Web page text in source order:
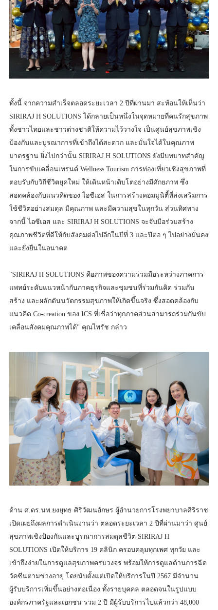
ทั้งนี้ จากความสำเร็จตลอดระยะเวลา 2 ปีที่ผ่านมา สะท้อนให้เห็นว่า
SIRIRAJ H SOLUTIONS ได้กลายเป็นหนึ่งในจุดหมายที่คนรักสุขภาพ
ทั้งชาวไทยและชาวต่างชาติให้ความไว้วางใจ เป็นศูนย์สุขภาพเชิง
ป้องกันและบูรณาการที่เข้าถึงได้สะดวก และมั่นใจได้ในคุณภาพ
มาตรฐาน ยิ่งไปกว่านั้น SIRIRAJ H SOLUTIONS ยังมีบทบาทสำคัญ
ในการขับเคลื่อนเทรนด์ Wellness Tourism การท่องเที่ยวเชิงสุขภาพที่
ตอบรับกับวิถีชีวิตยุคใหม่ ให้เดินหน้าเติบโตอย่างมีศักยภาพ ซึ่ง
สอดคล้องกับแนวคิดของ ไอซีเอส ในการสร้างคอมมูนิตี้ที่ส่งเสริมการ
ใช้ชีวิตอย่างสมดุล มีคุณภาพ และมีความสุขในทุกวัน ส่วนทิศทาง
จากนี้ ไอซีเอส และ SIRIRAJ H SOLUTIONS จะจับมือร่วมสร้าง
คุณภาพชีวิตที่ดีให้กับสังคมต่อไปอีกในปีที่ 3 และปีต่อ ๆ ไปอย่างมั่นคง
และยั่งยืนในอนาคต
"SIRIRAJ H SOLUTIONS คือภาพของความร่วมมือระหว่างภาคการ
แพทย์ระดับแนวหน้ากับภาคธุรกิจและชุมชนที่ร่วมกันคิด ร่วมกัน
สร้าง และผลักดันนวัตกรรมสุขภาพให้เกิดขึ้นจริง ซึ่งสอดคล้องกับ
แนวคิด Co-creation ของ ICS ที่เชื่อว่าทุกภาคส่วนสามารถร่วมกันขับ
เคลื่อนสังคมคุณภาพได้" คุณไพรัช กล่าว
ด้าน ศ.ดร.นพ.ยงยุทธ ศิริวัฒนอักษร ผู้อำนวยการโรงพยาบาลศิริราช
เปิดเผยถึงผลการดำเนินงานว่า ตลอดระยะเวลา 2 ปีที่ผ่านมาว่า ศูนย์
สุขภาพเชิงป้องกันและบูรณาการสมดุลชีวิต SIRIRAJ H
SOLUTIONS เปิดให้บริการ 19 คลินิก ครอบคลุมทุกเพศ ทุกวัย และ
เข้าถึงง่ายในการดูแลสุขภาพครบวงจร พร้อมให้การดูแลด้านการฉีด
วัคซีนตามช่วงอายุ โดยนับตั้งแต่เปิดให้บริการในปี 2567 มีจำนวน
ผู้รับบริการเพิ่มขึ้นอย่างต่อเนื่อง ทั้งรายบุคคล ตลอดจนในรูปแบบ
องค์กรภาครัฐและเอกชน รวม 2 ปี มีผู้รับบริการไปแล้วกว่า 48,000